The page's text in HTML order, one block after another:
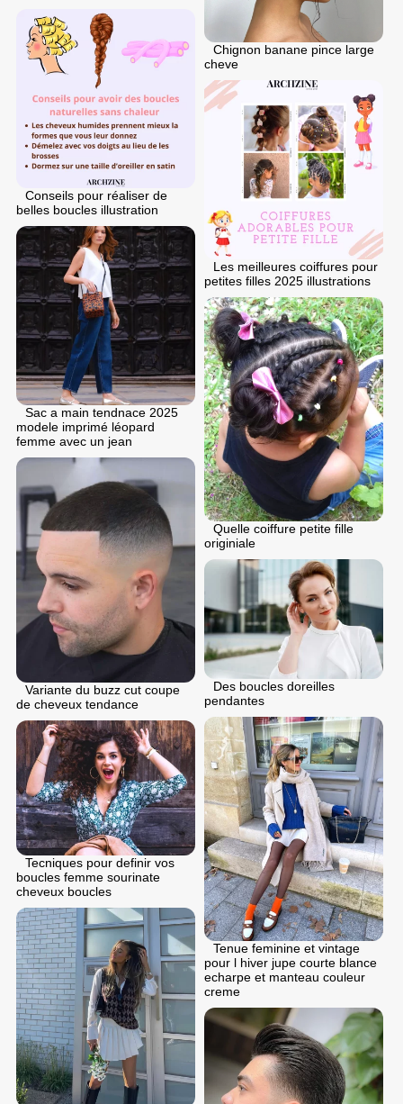
Chignon banane pince large
cheve
Conseils pour réaliser de
belles boucles illustration
Les meilleures coiffures pour
petites filles 2025 illustrations
Sac a main tendnace 2025
modele imprimé léopard
femme avec un jean
Quelle coiffure petite fille
originiale
Variante du buzz cut coupe
de cheveux tendance
Des boucles doreilles
pendantes
Tenue feminine et vintage
pour l hiver jupe courte blance
echarpe et manteau couleur
creme
Tecniques pour definir vos
boucles femme sourinate
cheveux boucles